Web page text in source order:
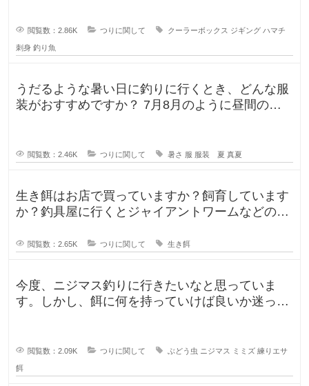
閲覧数：2.86K つりに関して クーラーボックス ジギング ハマチ
刺身 釣り魚
うだるような暑い日に釣りに行くとき、どんな服
装がおすすめですか？ 7月8月のように昼間の気
閲覧数：2.46K つりに関して 暑さ 服 服装 夏 真夏
生き餌はお店で買っていますか？飼育しています
か？釣具屋に行くとジャイアントワームなどの生
閲覧数：2.65K つりに関して 生き餌
今度、ニジマス釣りに行きたいなと思っていま
す。しかし、餌に何を持っていけば良いか迷って
閲覧数：2.09K つりに関して ぶどう虫 ニジマス ミミズ 練りエサ
餌